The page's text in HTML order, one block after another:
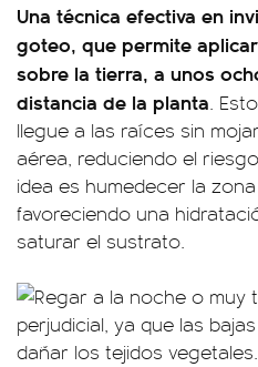
Una técnica efectiva en
goteo, que permite
sobre la tierra, a unos
distancia de la planta.
llegue a las raíces sin
aérea, reduciendo el
idea es humedecer la
favoreciendo una
saturar el sustrato.